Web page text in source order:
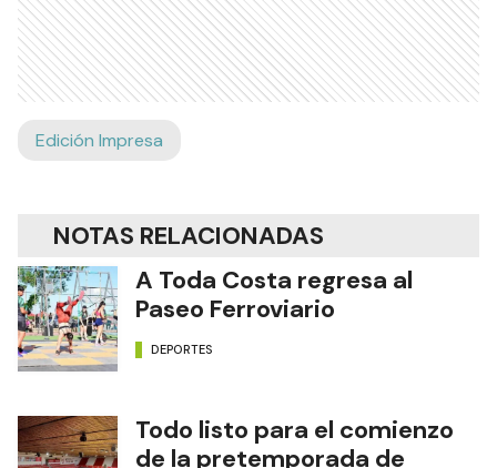
Edición Impresa
NOTAS RELACIONADAS
A Toda Costa regresa al
Paseo Ferroviario
DEPORTES
Todo listo para el comienzo
de la pretemporada de